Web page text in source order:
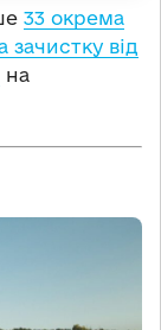
33 окрема
зачистку від
на